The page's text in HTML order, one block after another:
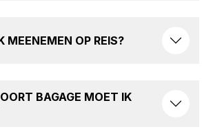
MEENEMEN OP REIS?
BAGAGE MOET IK